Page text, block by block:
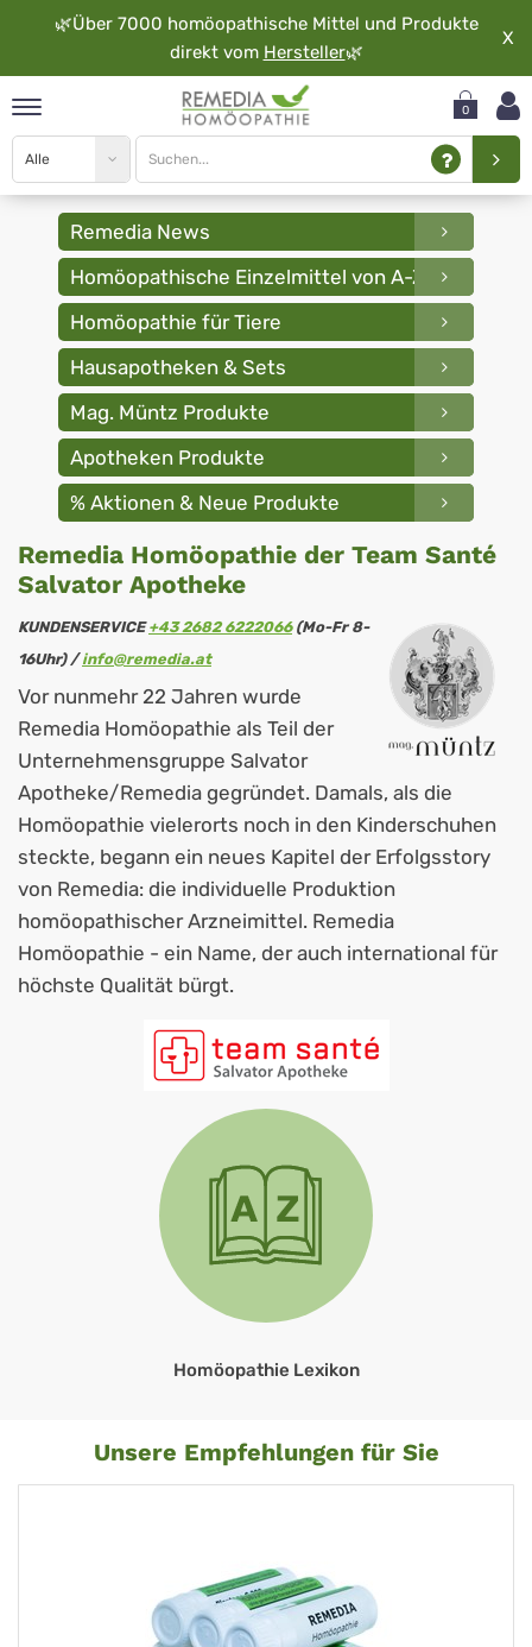
🌿Über 7000 homöopathische Mittel und Produkte
direkt vom Hersteller🌿
X
0
Search
type
Site
search
input
Globuli
kaufen
Remedia
Homöopathie
Remedia News
Homöopathische Einzelmittel von A-Z
Homöopathie für Tiere
Hausapotheken & Sets
Mag. Müntz Produkte
Apotheken Produkte
% Aktionen & Neue Produkte
Remedia Homöopathie der Team Santé
Salvator Apotheke
KUNDENSERVICE+43 2682 6222066(Mo-Fr 8-
16Uhr) /info@remedia.at
Vor nunmehr 22 Jahren wurde
Remedia Homöopathie als Teil der
Unternehmensgruppe Salvator
Apotheke/Remedia gegründet. Damals, als die
Homöopathie vielerorts noch in den Kinderschuhen
steckte, begann ein neues Kapitel der Erfolgsstory
von Remedia: die individuelle Produktion
homöopathischer Arzneimittel. Remedia
Homöopathie - ein Name, der auch international für
höchste Qualität bürgt.
Homöopathie Lexikon
Unsere Empfehlungen für Sie